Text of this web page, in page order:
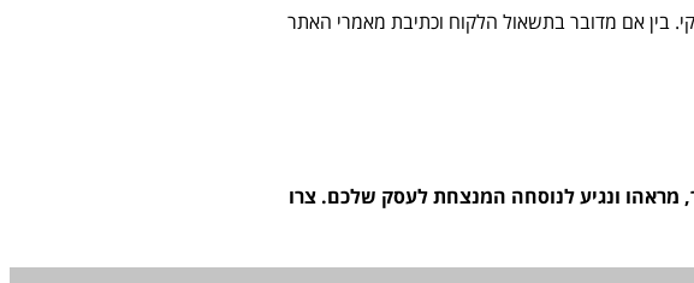
בין אם מדובר בתשאול הלקוח וכתיבת מאמרי האתר
מראהו ונגיע לנוסחה המנצחת לעסק שלכם. צרו